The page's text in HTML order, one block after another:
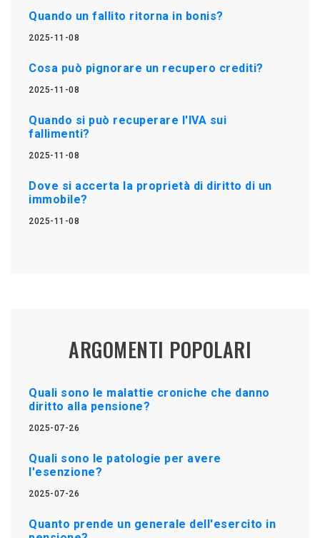
Quando un fallito ritorna in bonis?
2025-11-08
Cosa può pignorare un recupero crediti?
2025-11-08
Quando si può recuperare l'IVA sui
fallimenti?
2025-11-08
Dove si accerta la proprietà di diritto di un
immobile?
2025-11-08
ARGOMENTI POPOLARI
Quali sono le malattie croniche che danno
diritto alla pensione?
2025-07-26
Quali sono le patologie per avere
l'esenzione?
2025-07-26
Quanto prende un generale dell'esercito in